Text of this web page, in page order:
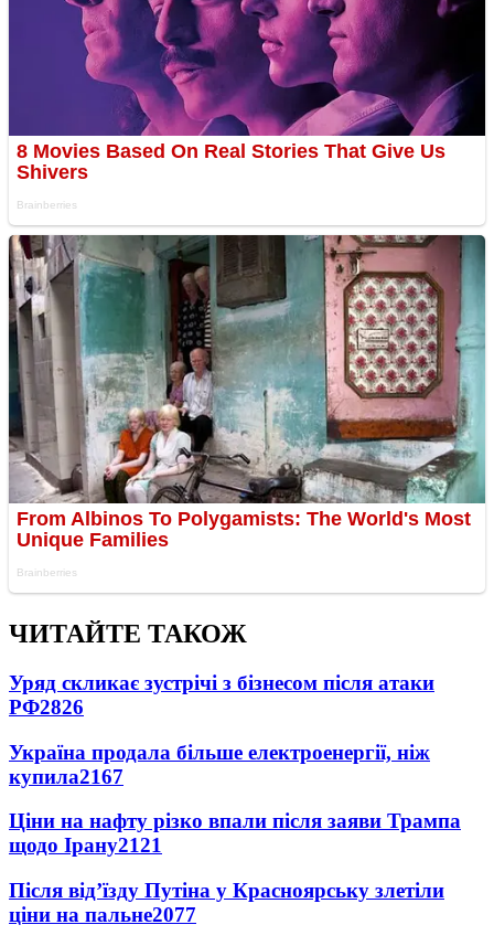
ЧИТАЙТЕ ТАКОЖ
Уряд скликає зустрічі з бізнесом після атаки
РФ2826
Україна продала більше електроенергії, ніж
купила2167
Ціни на нафту різко впали після заяви Трампа
щодо Ірану2121
Після від’їзду Путіна у Красноярську злетіли
ціни на пальне2077